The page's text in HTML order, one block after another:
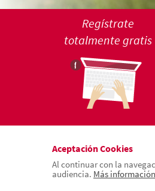
Regístrate
totalmente gratis
Aceptación Cookies
Al continuar con la
audiencia. Más información